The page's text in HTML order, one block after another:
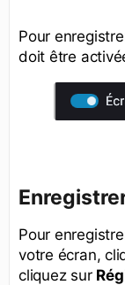
Pour
doit être
Pour
votre écran,
cliquez sur